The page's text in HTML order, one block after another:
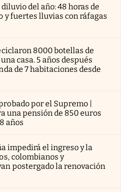
del año: 48 horas de
y fuertes lluvias con ráfagas
8000 botellas de
casa. 5 años después
de 7 habitaciones desde
por el Supremo |
una pensión de 850 euros
años
impedirá el ingreso y la
colombianos y
postergado la renovación